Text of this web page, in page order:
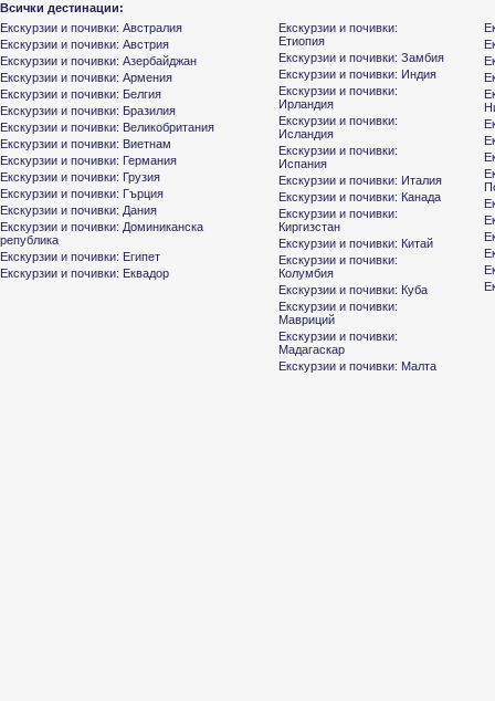
Всички дестинации:
Екскурзии и почивки: Австралия
Екскурзии и почивки: Австрия
Екскурзии и почивки: Азербайджан
Екскурзии и почивки: Армения
Екскурзии и почивки: Белгия
Екскурзии и почивки: Бразилия
Екскурзии и почивки: Великобритания
Екскурзии и почивки: Виетнам
Екскурзии и почивки: Германия
Екскурзии и почивки: Грузия
Екскурзии и почивки: Гърция
Екскурзии и почивки: Дания
Екскурзии и почивки: Доминиканска
република
Екскурзии и почивки: Египет
Екскурзии и почивки: Еквадор
Екскурзии и почивки:
Етиопия
Екскурзии и почивки: Замбия
Екскурзии и почивки: Индия
Екскурзии и почивки:
Ирландия
Екскурзии и почивки:
Исландия
Екскурзии и почивки:
Испания
Екскурзии и почивки: Италия
Екскурзии и почивки: Канада
Екскурзии и почивки:
Киргизстан
Екскурзии и почивки: Китай
Екскурзии и почивки:
Колумбия
Екскурзии и почивки: Куба
Екскурзии и почивки:
Мавриций
Екскурзии и почивки:
Мадагаскар
Екскурзии и почивки: Малта